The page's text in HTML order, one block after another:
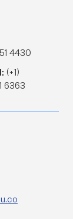
4430
(+1)
6363